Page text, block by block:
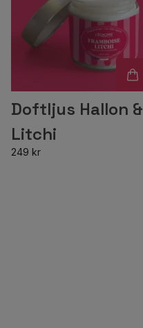
Doftljus Hallon &
Litchi
249 kr